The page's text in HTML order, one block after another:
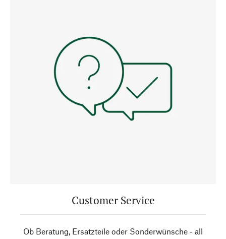
Customer Service
Ob Beratung, Ersatzteile oder Sonderwünsche - all